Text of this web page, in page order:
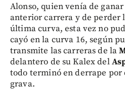
Alonso, quien venía de
anterior carrera y de perder
última curva, esta vez no
cayó en la curva 16, según
transmite las carreras de la
delantero de su Kalex del
todo terminó en derrape por
grava.